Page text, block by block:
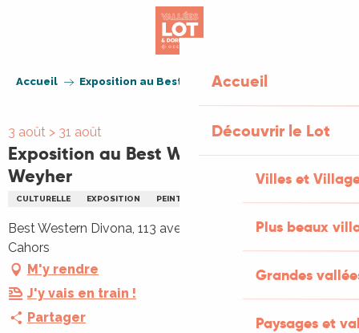
Accueil
Découvrir le Lot
Villes et
Plus beaux
Grandes
Paysages et
Accueil Exposition au Best Western: Katia Weyher
3 août > 31 août
Exposition au Best Western: Katia
Weyher
CULTURELLE EXPOSITION PEINTURE
Best Western Divona, 113 avenue André Breton, 46000
Cahors
M'y rendre
J'y vais en train !
Partager